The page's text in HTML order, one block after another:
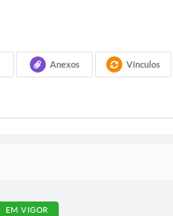
Anexos Vínculos
EM VIGOR